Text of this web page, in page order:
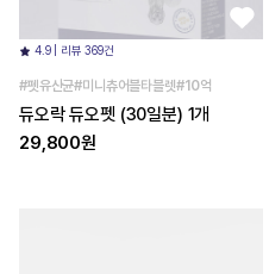
4.9 | 리뷰 369건
#펫유산균#미니츄어블타블렛#10억
듀오락 듀오펫 (30일분) 1개
29,800원